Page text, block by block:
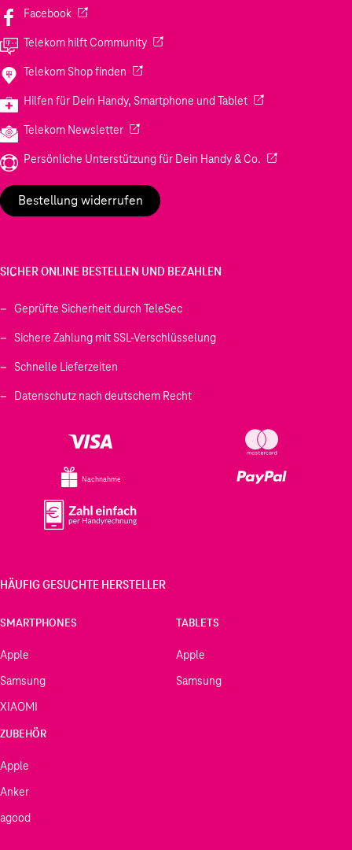
Facebook(Wird in einem neuen Tab geöffnet)
Telekom hilft Community(Wird in einem neuen Tab geöffnet)
Telekom Shop finden (Wird in einem neuen Tab geöffnet)
Hilfen für Dein Handy, Smartphone und Tablet(Wird in einem
Telekom Newsletter(Wird in einem neuen Tab geöffnet)
Persönliche Unterstützung für Dein Handy & Co. (Wird in einem
Bestellung widerrufen
SICHER ONLINE BESTELLEN UND BEZAHLEN
Geprüfte Sicherheit durch TeleSec
Sichere Zahlung mit SSL-Verschlüsselung
Schnelle Lieferzeiten
Datenschutz nach deutschem Recht
Nachnahme
HÄUFIG GESUCHTE HERSTELLER
SMARTPHONES
Apple
Samsung
XIAOMI
TABLETS
Apple
Samsung
ZUBEHÖR
Apple
Anker
agood